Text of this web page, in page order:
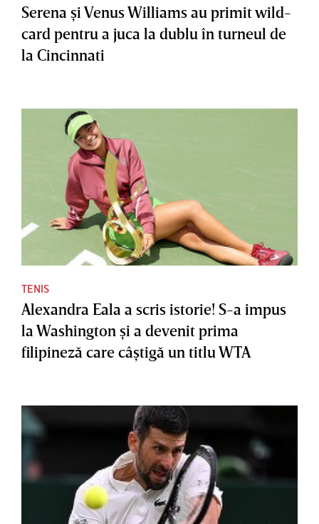
Serena şi Venus Williams au primit wild-
card pentru a juca la dublu în turneul de
la Cincinnati
TENIS
Alexandra Eala a scris istorie! S-a impus
la Washington şi a devenit prima
filipineză care câştigă un titlu WTA